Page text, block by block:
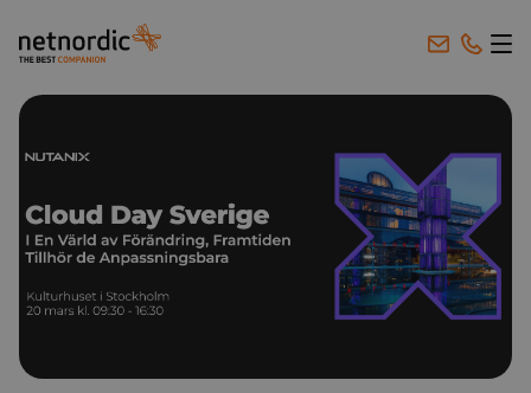
NetNordic Sweden